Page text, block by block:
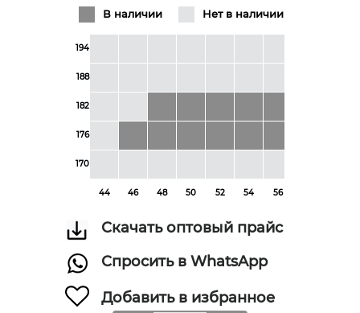
В наличии Нет в наличии
194
188
182
176
170
44 46 48 50 52 54 56
Скачать оптовый прайс
Спросить в WhatsApp
Добавить в избранное